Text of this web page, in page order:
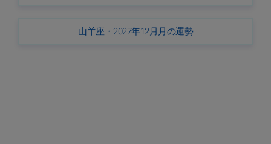
山羊座・2027年12月月の運勢